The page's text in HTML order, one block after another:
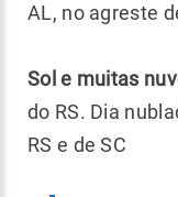
AL, no agreste
Sol e muitas
do RS. Dia
RS e de SC